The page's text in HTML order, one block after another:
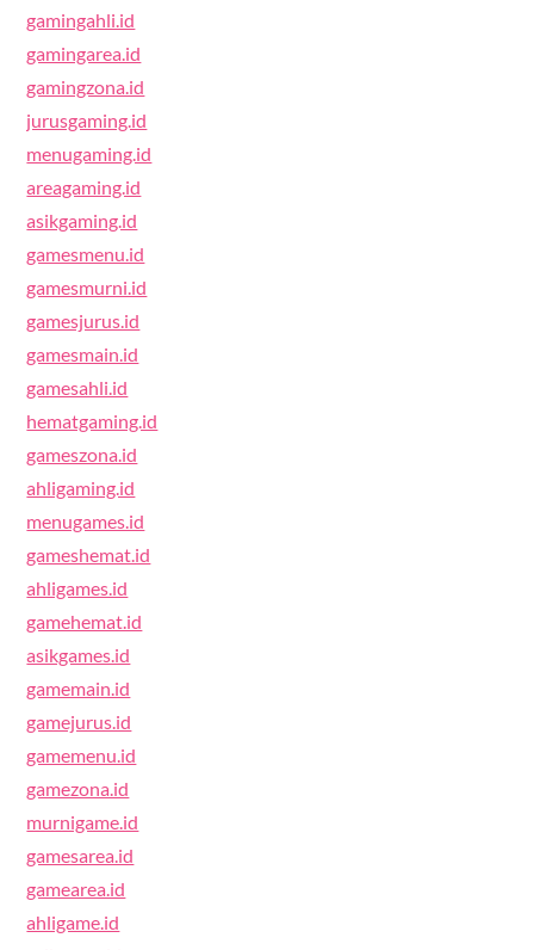
gamingahli.id
gamingarea.id
gamingzona.id
jurusgaming.id
menugaming.id
areagaming.id
asikgaming.id
gamesmenu.id
gamesmurni.id
gamesjurus.id
gamesmain.id
gamesahli.id
hematgaming.id
gameszona.id
ahligaming.id
menugames.id
gameshemat.id
ahligames.id
gamehemat.id
asikgames.id
gamemain.id
gamejurus.id
gamemenu.id
gamezona.id
murnigame.id
gamesarea.id
gamearea.id
ahligame.id